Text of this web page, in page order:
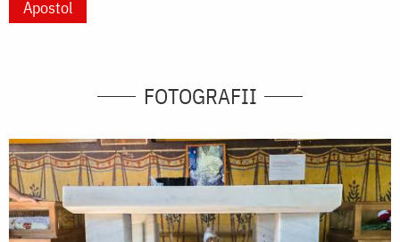
Apostol
FOTOGRAFII